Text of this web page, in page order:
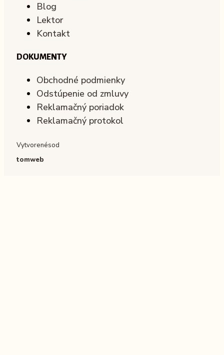
Blog
Lektor
Kontakt
DOKUMENTY
Obchodné podmienky
Odstúpenie od zmluvy
Reklamačný poriadok
Reklamačný protokol
Vytvorenésod
tomweb